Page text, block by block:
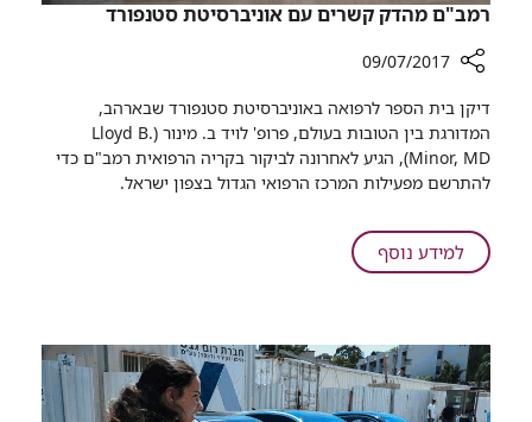
רמב"ם מהדק קשרים עם אוניברסיטת סטנפורד
שיתוף
רמב"ם
מהדק
קשרים
אוניברסיטת
סטנפורד
09/07/2017
דיקן בית הספר לרפואה באוניברסיטת סטנפורד שבארהב,
המדורגת בין הטובות בעולם, פרופ' לויד ב. מינור (Lloyd B.
Minor, MD), הגיע לאחרונה לביקור בקריה הרפואית רמב"ם כדי
להתרשם מפעילות המרכז הרפואי הגדול בצפון ישראל. ​
למידע נוסףעל
רמב"ם
עם
אוניברסיטת
סטנפורד